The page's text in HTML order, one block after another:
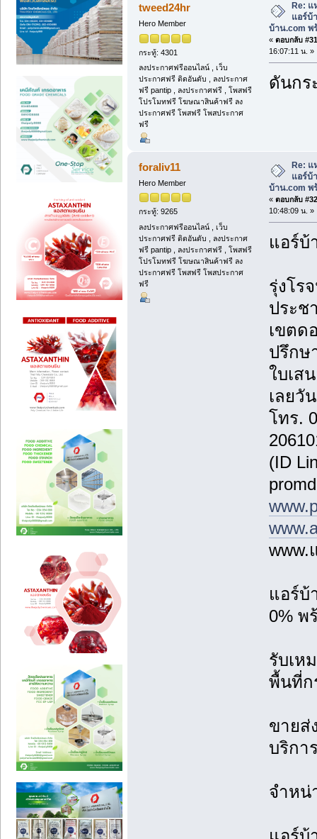
tweed24hr
Hero Member
กระทู้: 4301
ลงประกาศฟรีออนไลน์ , เว็บ
ประกาศฟรี ติดอันดับ , ลงประกาศ
ฟรี pantip , ลงประกาศฟรี , โพสฟรี
โปรโมทฟรี โฆษณาสินค้าฟรี ลง
ประกาศฟรี โพสฟรี โพสประกาศ
ฟรี
Re: แ
แอร์บ้
บ้าน.com พ
« ตอบกลับ
16:07:11 น. »
ดันก
foraliv11
Hero Member
กระทู้: 9265
ลงประกาศฟรีออนไลน์ , เว็บ
ประกาศฟรี ติดอันดับ , ลงประกาศ
ฟรี pantip , ลงประกาศฟรี , โพสฟรี
โปรโมทฟรี โฆษณาสินค้าฟรี ลง
ประกาศฟรี โพสฟรี โพสประกาศ
ฟรี
Re: แ
แอร์บ้
บ้าน.com พ
« ตอบกลับ
10:48:09 น. »
แอร์บ้
รุ่งโร
ประช
เขตด
ปรึกษ
ใบเส
เลยวั
โทร.
(ID
www.
แอร์บ้
0% พ
รับเห
พื้นที่ก
ขายส่
บริกา
จำหน่